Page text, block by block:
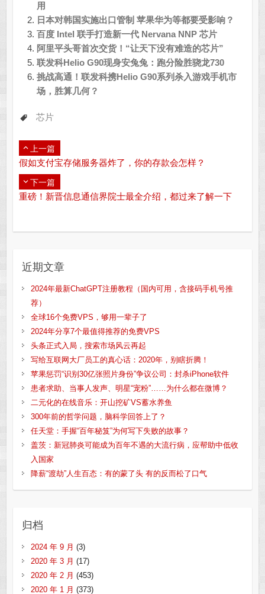
用
日本对韩国实施出口管制 苹果华为等都要受影响？
百度 Intel 联手打造新一代 Nervana NNP 芯片
阿里平头哥首次交货！“让天下没有难造的芯片”
联发科Helio G90现身安兔兔：跑分险胜骁龙730
挑战高通！联发科携Helio G90系列杀入游戏手机市
场，胜算几何？
芯片
上一篇
假如支付宝存储服务器炸了，你的存款会怎样？
下一篇
重磅！新晋信息通信界院士最全介绍，都过来了解一下
近期文章
2024年最新ChatGPT注册教程（国内可用，含接码手机号推
荐）
全球16个免费VPS，够用一辈子了
2024年分享7个最值得推荐的免费VPS
头条正式入局，搜索市场风云再起
写给互联网大厂员工的真心话：2020年，别瞎折腾！
苹果惩罚“识别30亿张照片身份”争议公司：封杀iPhone软件
患者求助、当事人发声、明星“宠粉”……为什么都在微博？
二元化的在线音乐：开山挖矿VS蓄水养鱼
300年前的哲学问题，脑科学回答上了？
任天堂：手握“百年秘笈”为何写下失败的故事？
盖茨：新冠肺炎可能成为百年不遇的大流行病，应帮助中低收
入国家
降薪“渡劫”人生百态：有的蒙了头 有的反而松了口气
归档
2024 年 9 月 (3)
2020 年 3 月 (17)
2020 年 2 月 (453)
2020 年 1 月 (373)